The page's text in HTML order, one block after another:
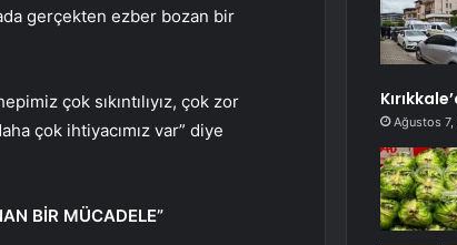
gerçekten ezber bozan bir
çok sıkıntılıyız, çok zor
çok ihtiyacımız var” diye
BİR MÜCADELE”
Ağustos